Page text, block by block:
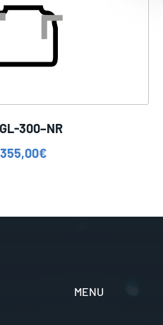
300–NR
355,00€
MENU